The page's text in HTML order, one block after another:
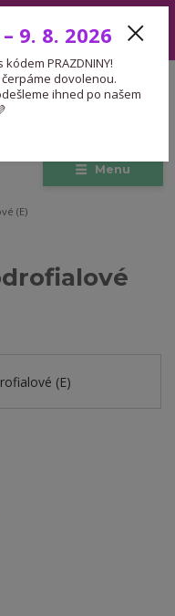
přijaté v tomto období
návratu.☀️💜
Menu
CZK
(E)
9. 8. 2026
PRAZDNINY!
dovolenou.
ihned po našem